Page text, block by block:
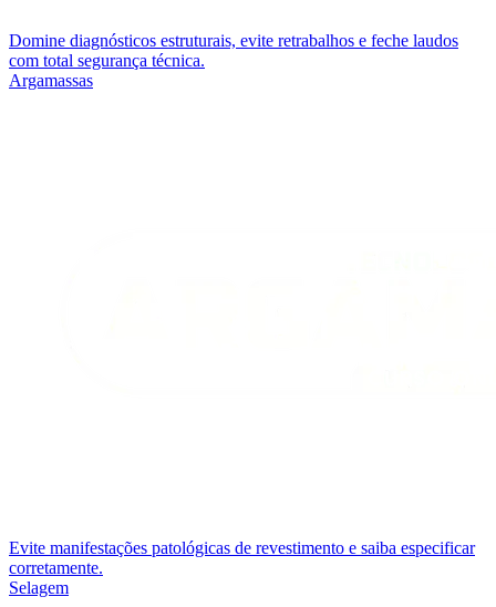
Domine diagnósticos estruturais, evite retrabalhos e feche laudos
com total segurança técnica.
Argamassas
Evite manifestações patológicas de revestimento e saiba especificar
corretamente.
Selagem